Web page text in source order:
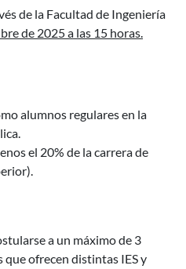
de la Facultad de Ingeniería
de 2025 a las 15 horas.
alumnos regulares en la
el 20% de la carrera de
a un máximo de 3
ofrecen distintas IES y